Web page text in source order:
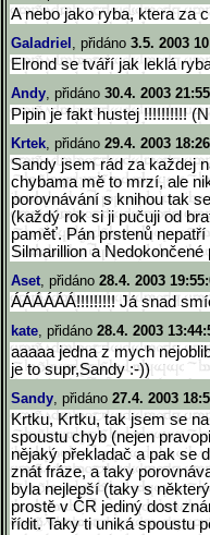
A nebo jako ryba, ktera za
Galadriel , přidáno 3.5. 2003
Elrond se tváří jak leklá
Andy, přidáno 30.4. 2003
Pipin je fakt hustej !!!!!!!!!!
Krtek, přidáno 29.4. 2003
Sandy jsem rád za každej
chybama mě to mrzí, ale
porovnávání s knihou tak
(každý rok si ji pučuji od
paměť. Pán prstenů
Silmarillion a Nedokončené
Aset, přidáno 28.4. 2003
ÁÁÁÁÁÁ!!!!!!!!! Já snad
kate, přidáno 28.4. 2003
aaaaa jedna z mych
je to supr,Sandy :-))
Sandy, přidáno 27.4. 2003
Krtku, Krtku, tak jsem se
spoustu chyb (nejen
nějaký překladač a pak se
znát fráze, a taky
byla nejlepší (taky s
prostě v ČR jediný dost
řídit. Taky ti uniká spoustu